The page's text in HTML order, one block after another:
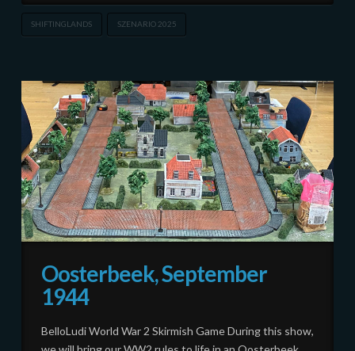
SHIFTINGLANDS SZENARIO 2025
Oosterbeek, September
1944
BelloLudi World War 2 Skirmish Game During this show,